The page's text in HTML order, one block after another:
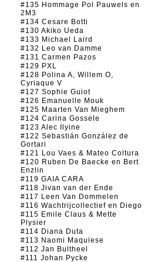
#135 Hommage Pol Pauwels en
2M3
#134 Cesare Botti
#130 Akiko Ueda
#133 Michael Laird
#132 Leo van Damme
#131 Carmen Pazos
#129 PXL
#128 Polina A, Willem O,
Cyriaque V
#127 Sophie Guiot
#126 Emanuelle Mouk
#125 Maarten Van Mieghem
#124 Carina Gossele
#123 Alec Ilyine
#122 Sebastián González de
Gortari
#121 Lou Vaes & Mateo Coltura
#120 Ruben De Baecke en Bert
Enzlin
#119 GAIA CARA
#118 Jivan van der Ende
#117 Leen Van Dommelen
#116 Wachtrijcollectief en Diego
#115 Emile Claus & Mette
Plysier
#114 Diana Duta
#113 Naomi Maquiese
#112 Jan Bultheel
#111 Johan Pycke